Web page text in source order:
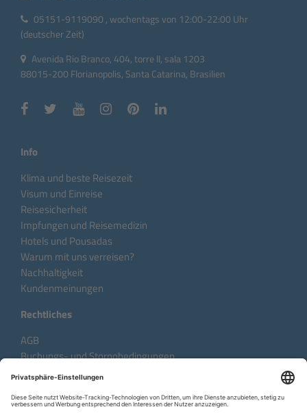
05151-9119090 , wochentags von 12:00-22:00 Uhr
(deutscher Zeit)
Avenida Rio Branco, 404, torre II, sala 1203
88015-200 Florianopolis, Santa Catarina, Brasilien
Info
Klima und beste Reisezeit
Visum und Einreise
Reisesicherheit
Impfungen und Reisemedizin
Hotels und Pousadas
Warum mit uns verreisen?
Nachhaltigkeit
Kundenmeinungen
Rechtliches
AGB
Buchungs- und Stornobedingungen
Datenschutzhinweise